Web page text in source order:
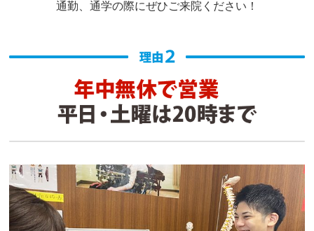
通勤、通学の際にぜひご来院ください！